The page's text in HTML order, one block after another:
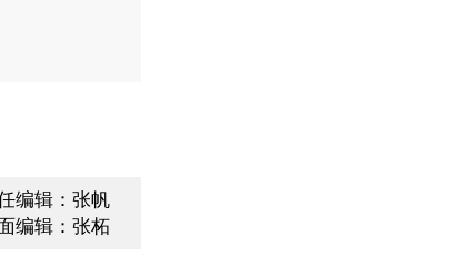
编辑：张帆
编辑：张柘